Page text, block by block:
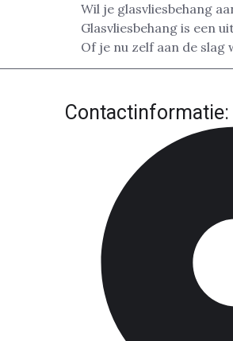
Wil je glasvliesbehang
Glasvliesbehang is een
Of je nu zelf aan de
Contactinformatie: